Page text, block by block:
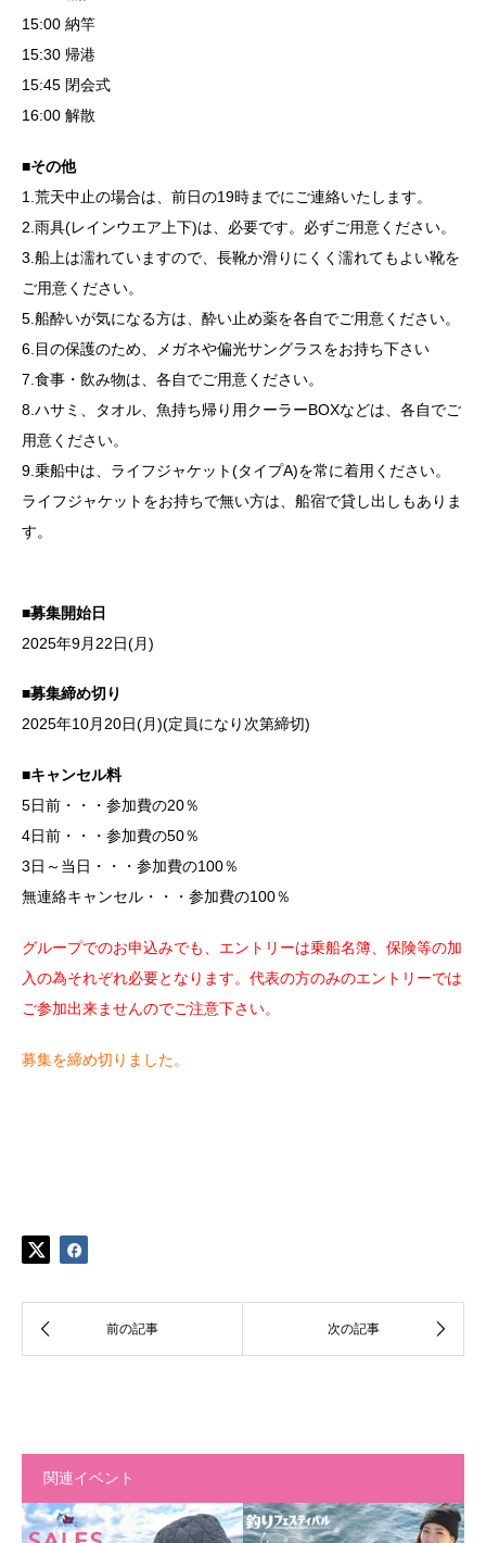
15:00 納竿
15:30 帰港
15:45 閉会式
16:00 解散
■その他
1.荒天中止の場合は、前日の19時までにご連絡いたします。
2.雨具(レインウエア上下)は、必要です。必ずご用意ください。
3.船上は濡れていますので、長靴か滑りにくく濡れてもよい靴を
ご用意ください。
5.船酔いが気になる方は、酔い止め薬を各自でご用意ください。
6.目の保護のため、メガネや偏光サングラスをお持ち下さい
7.食事・飲み物は、各自でご用意ください。
8.ハサミ、タオル、魚持ち帰り用クーラーBOXなどは、各自でご
用意ください。
9.乗船中は、ライフジャケット(タイプA)を常に着用ください。
ライフジャケットをお持ちで無い方は、船宿で貸し出しもありま
す。
■募集開始日
2025年9月22日(月)
■募集締め切り
2025年10月20日(月)(定員になり次第締切)
■キャンセル料
5日前・・・参加費の20％
4日前・・・参加費の50％
3日～当日・・・参加費の100％
無連絡キャンセル・・・参加費の100％
グループでのお申込みでも、エントリーは乗船名簿、保険等の加
入の為それぞれ必要となります。代表の方のみのエントリーでは
ご参加出来ませんのでご注意下さい。
募集を締め切りました。
関連イベント